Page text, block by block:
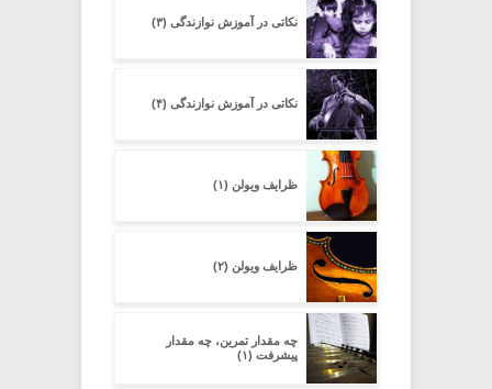
نکاتی در آموزش نوازندگی (۳)
نکاتی در آموزش نوازندگی (۴)
ظرایف ویولن (۱)
ظرایف ویولن (۲)
چه مقدار تمرین، چه مقدار
پیشرفت (۱)